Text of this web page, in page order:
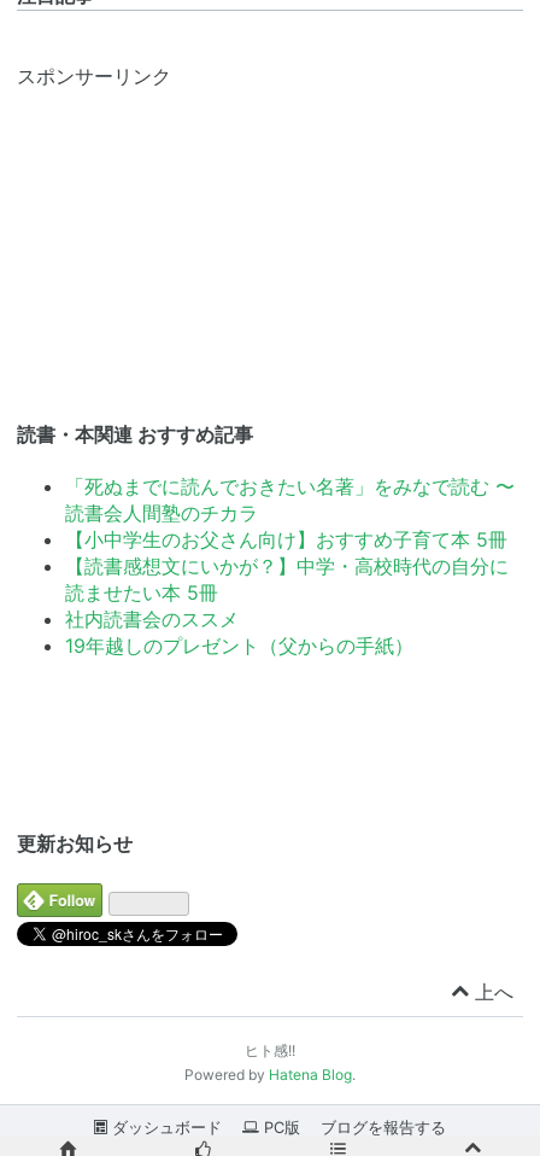
スポンサーリンク
読書・本関連 おすすめ記事
「死ぬまでに読んでおきたい名著」をみなで読む 〜
読書会人間塾のチカラ
【小中学生のお父さん向け】おすすめ子育て本 5冊
【読書感想文にいかが？】中学・高校時代の自分に
読ませたい本 5冊
社内読書会のススメ
19年越しのプレゼント（父からの手紙）
更新お知らせ
上へ
ヒト感!!
Powered by Hatena Blog.
ダッシュボード PC版 ブログを報告する